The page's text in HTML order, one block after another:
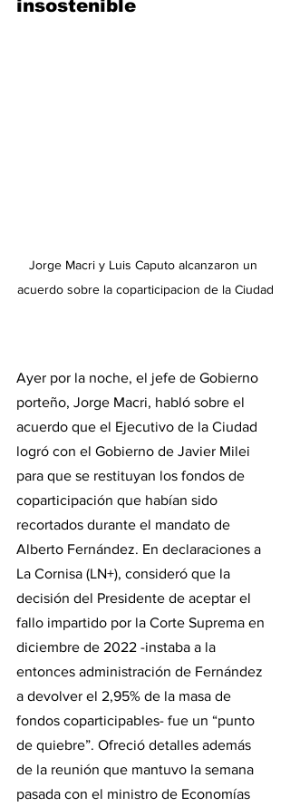
insostenible
Jorge Macri y Luis Caputo alcanzaron un
acuerdo sobre la coparticipacion de la Ciudad
Ayer por la noche, el jefe de Gobierno
porteño, Jorge Macri, habló sobre el
acuerdo que el Ejecutivo de la Ciudad
logró con el Gobierno de Javier Milei
para que se restituyan los fondos de
coparticipación que habían sido
recortados durante el mandato de
Alberto Fernández. En declaraciones a
La Cornisa (LN+), consideró que la
decisión del Presidente de aceptar el
fallo impartido por la Corte Suprema en
diciembre de 2022 -instaba a la
entonces administración de Fernández
a devolver el 2,95% de la masa de
fondos coparticipables- fue un “punto
de quiebre”. Ofreció detalles además
de la reunión que mantuvo la semana
pasada con el ministro de Economías